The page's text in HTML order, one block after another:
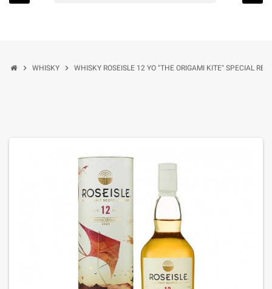
chevron_right WHISKY chevron_right WHISKY ROSEISLE 12 YO "THE ORIGAMI KITE" SPECIAL